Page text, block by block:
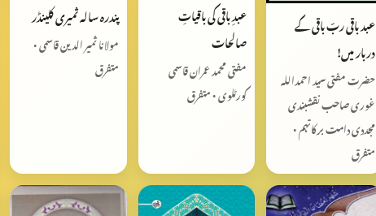
عبد باقی ربّ باقی کے
دربار میں!
حضرت مفتی سید احمداللہ
غوری صاحب نقشبندی
مجددی دامت برکاتہم •
متفرق
عبدِ باقی کی باقیاتِ
صالحات
مفتی محمد عمران قاسمی
کورٹلوی • متفرق
پندرہ سالہ ثمیری کلینڈر
مولانا ثمیر الدین قاسمی •
متفرق